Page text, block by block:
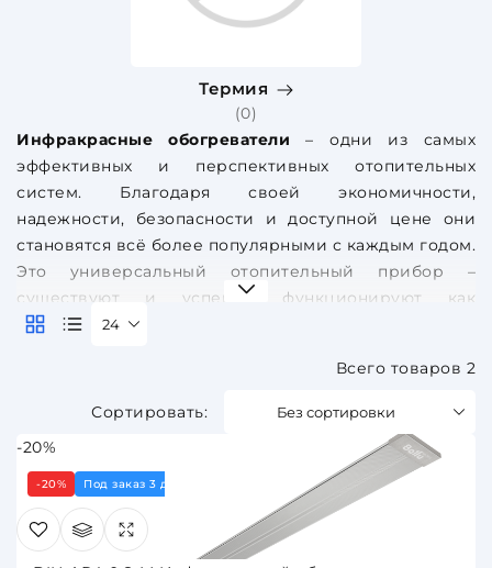
Термия
(0)
Инфракрасные обогреватели – одни из самых
эффективных и перспективных отопительных
систем. Благодаря своей экономичности,
надежности, безопасности и доступной цене они
становятся всё более популярными с каждым годом.
Это универсальный отопительный прибор –
существуют и успешно функционируют как
инфракрасные обогреватели бытовые, так и более
Без сортировки
Всего товаров 2
24
-20%
-20% Под заказ 3 дня